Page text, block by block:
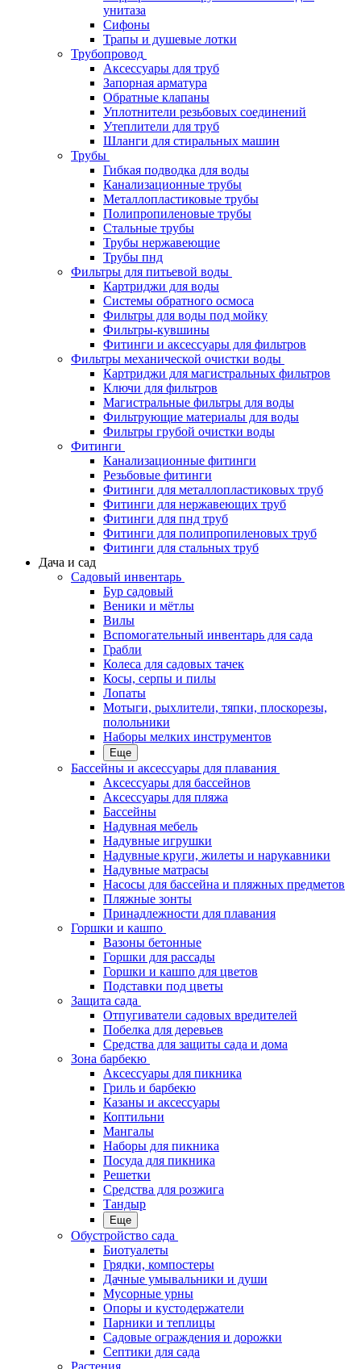
унитаза
Сифоны
Трапы и душевые лотки
Трубопровод
Аксессуары для труб
Запорная арматура
Обратные клапаны
Уплотнители резьбовых соединений
Утеплители для труб
Шланги для стиральных машин
Трубы
Гибкая подводка для воды
Канализационные трубы
Металлопластиковые трубы
Полипропиленовые трубы
Стальные трубы
Трубы нержавеющие
Трубы пнд
Фильтры для питьевой воды
Картриджи для воды
Системы обратного осмоса
Фильтры для воды под мойку
Фильтры-кувшины
Фитинги и аксессуары для фильтров
Фильтры механической очистки воды
Картриджи для магистральных фильтров
Ключи для фильтров
Магистральные фильтры для воды
Фильтрующие материалы для воды
Фильтры грубой очистки воды
Фитинги
Канализационные фитинги
Резьбовые фитинги
Фитинги для металлопластиковых труб
Фитинги для нержавеющих труб
Фитинги для пнд труб
Фитинги для полипропиленовых труб
Фитинги для стальных труб
Дача и сад
Садовый инвентарь
Бур садовый
Веники и мётлы
Вилы
Вспомогательный инвентарь для сада
Грабли
Колеса для садовых тачек
Косы, серпы и пилы
Лопаты
Мотыги, рыхлители, тяпки, плоскорезы,
полольники
Наборы мелких инструментов
Еще
Бассейны и аксессуары для плавания
Аксессуары для бассейнов
Аксессуары для пляжа
Бассейны
Надувная мебель
Надувные игрушки
Надувные круги, жилеты и нарукавники
Надувные матрасы
Насосы для бассейна и пляжных предметов
Пляжные зонты
Принадлежности для плавания
Горшки и кашпо
Вазоны бетонные
Горшки для рассады
Горшки и кашпо для цветов
Подставки под цветы
Защита сада
Отпугиватели садовых вредителей
Побелка для деревьев
Средства для защиты сада и дома
Зона барбекю
Аксессуары для пикника
Гриль и барбекю
Казаны и аксессуары
Коптильни
Мангалы
Наборы для пикника
Посуда для пикника
Решетки
Средства для розжига
Тандыр
Еще
Обустройство сада
Биотуалеты
Грядки, компостеры
Дачные умывальники и души
Мусорные урны
Опоры и кустодержатели
Парники и теплицы
Садовые ограждения и дорожки
Септики для сада
Растения